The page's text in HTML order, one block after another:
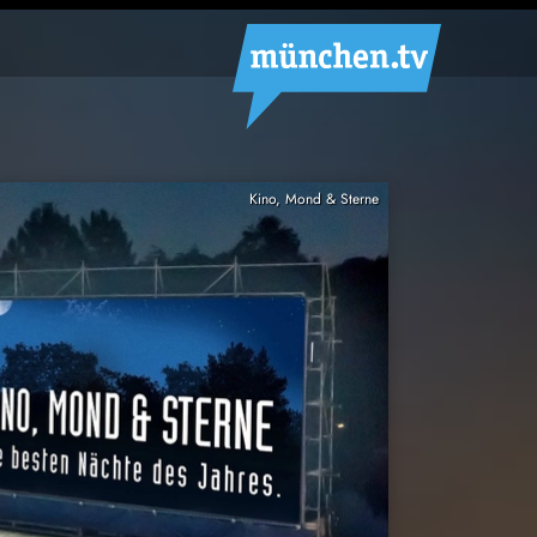
Kino, Mond & Sterne